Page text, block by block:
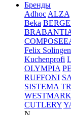
Бренды
Adhoc ALZA
Beka
Felix Solingen
Kuchenprofi
OLYMPIA
RUFFONI
SISTEMA
WESTMARK
CUTLERY